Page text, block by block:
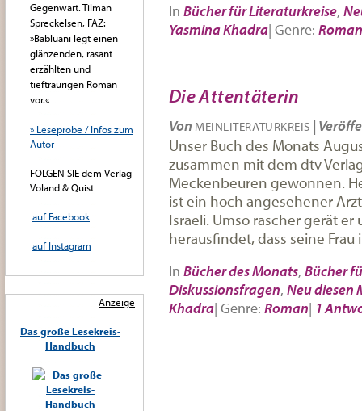
In Bücher für Literaturkreise,
Yasmina Khadra| Genre: Roman
Die Attentäterin
Von MEINLITERATURKREIS |
Unser Buch des Monats
zusammen mit dem dtv
Meckenbeuren gewonnen.
ist ein hoch angesehener
Israeli. Umso rascher gerät er
herausfindet, dass seine
In Bücher des Monats, Bücher
Diskussionsfragen, Neu diesen
Khadra| Genre: Roman| 1
Gegenwart. Tilman
Spreckelsen, FAZ:
»Babluani legt einen
glänzenden, rasant
erzählten und
tieftraurigen Roman
vor.«
» Leseprobe / Infos zum
Autor
FOLGEN SIE dem Verlag
Voland & Quist
auf Facebook
auf Instagram
Anzeige
Das große Lesekreis-
Handbuch